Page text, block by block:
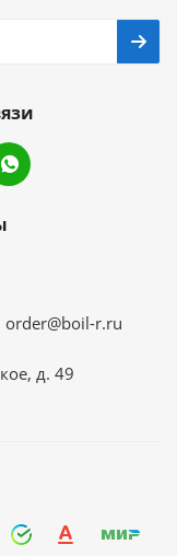
order@boil-r.ru
д. 49